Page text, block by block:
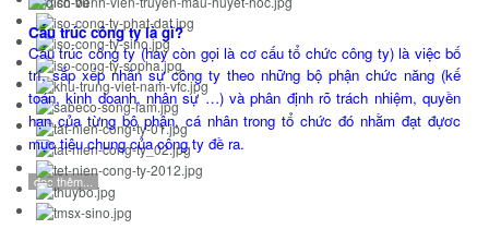
Cấu trúc công ty là gì?
Cấu trúc công ty (hay còn gọi là cơ cấu tổ chức công ty) là việc bố
trí,sắp xếp nhân sự công ty theo những bộ phận chức năng (kế
toán, kinh doanh, nhân sự …) và phân định rõ trách nhiệm, quyền
hạn của từng bộ phận, cá nhân trong tổ chức đó nhằm đạt đựơc
mục tiêu chung của công ty đề ra.
đọc thêm...